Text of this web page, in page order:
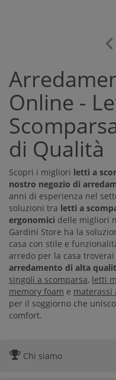
Online -
di Qualità
Scopri i migliori letti a
nostro negozio di
anni di esperienza nel
soluzioni tra letti a
ergonomici delle migliori
Gardini Store ha la
casa con stile e
arredo per la casa
arredamento di alta
singoli a scomparsa, letti
memory foam e materassi
per il soggiorno che
comfort.
Chi siamo